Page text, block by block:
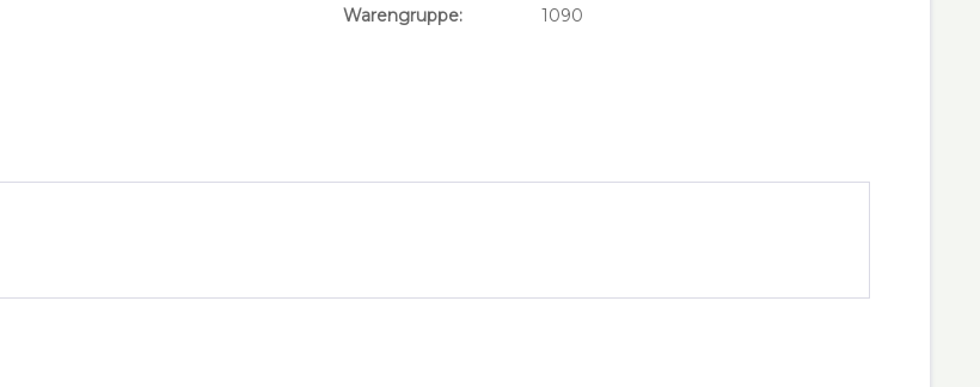
Warengruppe:
1090